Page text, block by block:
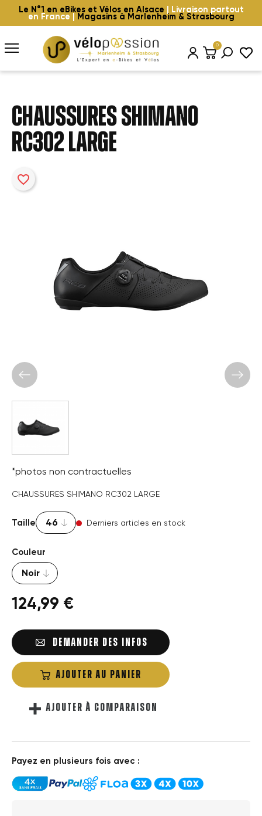
Le N°1 en eBikes et Vélos en Alsace | Livraison partout
en France | Magasins à Marlenheim & Strasbourg
0
CHAUSSURES SHIMANO
RC302 LARGE
favorite_border
*photos non contractuelles
CHAUSSURES SHIMANO RC302 LARGE
Taille Derniers articles en stock
Couleur
124,99 €
DEMANDER DES INFOS
AJOUTER AU PANIER
AJOUTER À COMPARAISON
Payez en plusieurs fois avec :